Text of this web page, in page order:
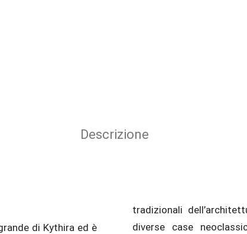
Descrizione
di Kythira ed è
tradizionali
c’è un bazar con